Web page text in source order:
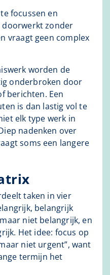
focussen en
zonder
vraagt geen complex
worden de
onderbroken door
berichten. Een
is dan lastig vol te
elk type werk in
nadenken over
soms een langere
taken in vier
belangrijk
niet belangrijk, en
Het idee: focus op
niet urgent”, want
termijn het